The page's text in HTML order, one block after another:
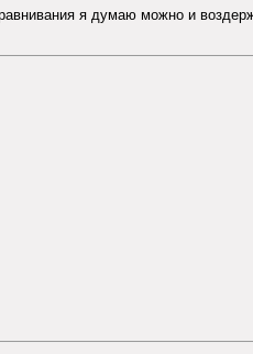
я думаю можно и